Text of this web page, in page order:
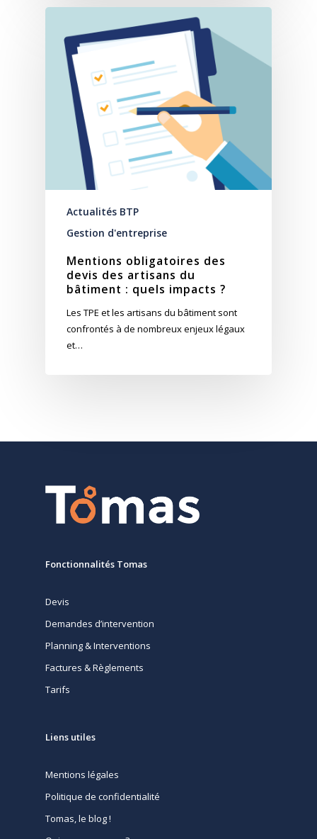
Actualités BTP
Gestion d'entreprise
Mentions obligatoires des
devis des artisans du
bâtiment : quels impacts ?
Les TPE et les artisans du bâtiment sont
confrontés à de nombreux enjeux légaux
et…
Fonctionnalités Tomas
Devis
Demandes d’intervention
Planning & Interventions
Factures & Règlements
Tarifs
Liens utiles
Mentions légales
Politique de confidentialité
Tomas, le blog !